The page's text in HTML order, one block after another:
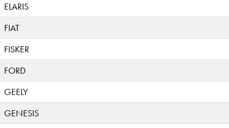
ELARIS
FIAT
FISKER
FORD
GEELY
GENESIS